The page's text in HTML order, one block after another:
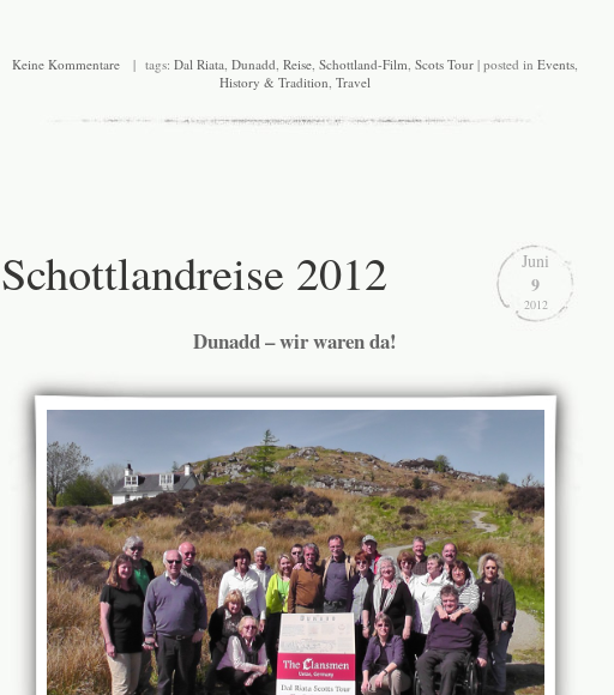
Keine Kommentare | tags: Dal Riata, Dunadd, Reise, Schottland-Film, Scots Tour | posted in Events,
History & Tradition, Travel
Juni
9
2012
Schottlandreise 2012
Dunadd – wir waren da!